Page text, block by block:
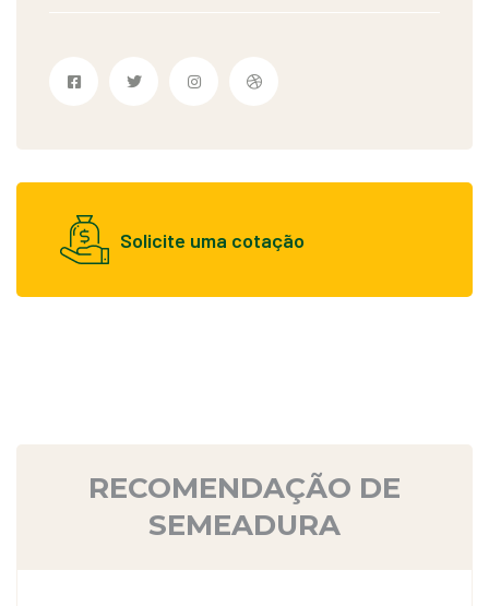
Solicite uma cotação
RECOMENDAÇÃO DE
SEMEADURA